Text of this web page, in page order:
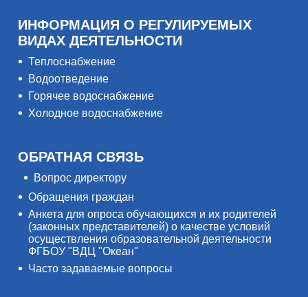
ИНФОРМАЦИЯ О РЕГУЛИРУЕМЫХ
ВИДАХ ДЕЯТЕЛЬНОСТИ
Теплоснабжение
Водоотведение
Горячее водоснабжение
Холодное водоснабжение
ОБРАТНАЯ СВЯЗЬ
Вопрос директору
Обращения граждан
Анкета для опроса обучающихся и их родителей
(законных представителей) о качестве условий
осуществления образовательной деятельности
ФГБОУ "ВДЦ "Океан"
Часто задаваемые вопросы